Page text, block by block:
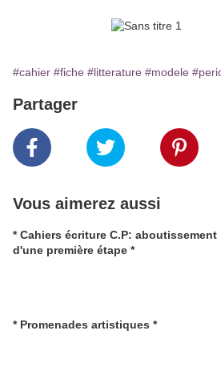
#cahier #fiche #litterature #modele
Partager
Vous aimerez aussi
* Cahiers écriture C.P: aboutissement
d'une première étape *
* Promenades artistiques *